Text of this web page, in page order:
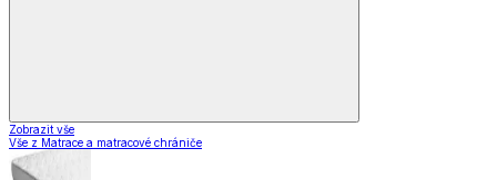
Zobrazit vše
Vše z Matrace a matracové chrániče